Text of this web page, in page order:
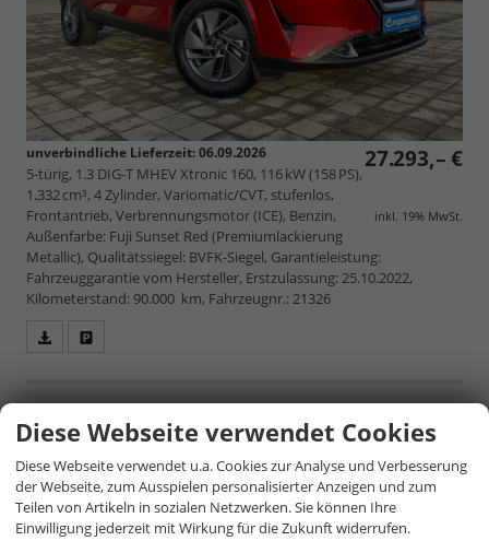
27.293,– €
inkl. 19% MwSt.
unverbindliche Lieferzeit:06.09.2026
5-türig, 1.3 DIG-T MHEV Xtronic 160, 116 kW (158 PS),
1.332 cm³, 4 Zylinder, Variomatic/CVT, stufenlos,
Frontantrieb, Verbrennungsmotor (ICE), Benzin,
Außenfarbe: Fuji Sunset Red (Premiumlackierung
Metallic), Qualitätssiegel: BVFK-Siegel, Garantieleistung:
Fahrzeuggarantie vom Hersteller, Erstzulassung: 25.10.2022,
Kilometerstand: 90.000 km, Fahrzeugnr.: 21326
Nissan Qashqai
H2 Tekna MHEV 158 Xtronic
Diese Webseite verwendet Cookies
Diese Webseite verwendet u.a. Cookies zur Analyse und Verbesserung
der Webseite, zum Ausspielen personalisierter Anzeigen und zum
Teilen von Artikeln in sozialen Netzwerken. Sie können Ihre
Einwilligung jederzeit mit Wirkung für die Zukunft widerrufen.